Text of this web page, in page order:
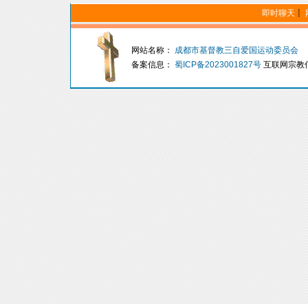
即时聊天 ┋
网站名称：
成都市基督教三自爱国运动委员会
备案信息： 蜀ICP备2023001827号互联网宗教